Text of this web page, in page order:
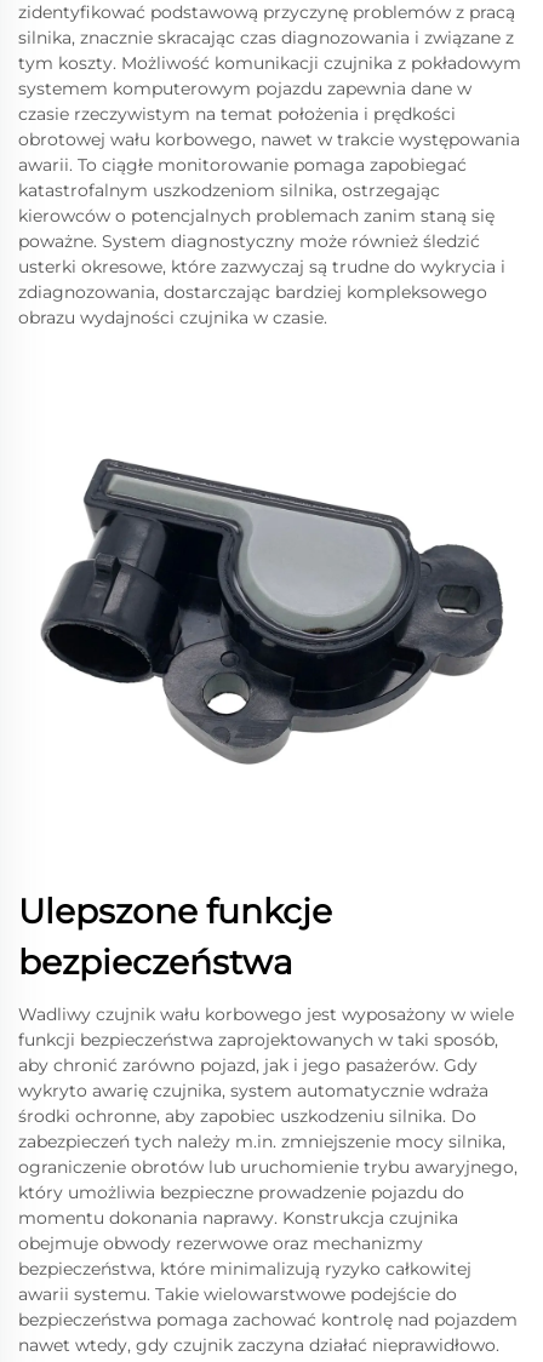
zidentyfikować podstawową przyczynę problemów z pracą
silnika, znacznie skracając czas diagnozowania i związane z
tym koszty. Możliwość komunikacji czujnika z pokładowym
systemem komputerowym pojazdu zapewnia dane w
czasie rzeczywistym na temat położenia i prędkości
obrotowej wału korbowego, nawet w trakcie występowania
awarii. To ciągłe monitorowanie pomaga zapobiegać
katastrofalnym uszkodzeniom silnika, ostrzegając
kierowców o potencjalnych problemach zanim staną się
poważne. System diagnostyczny może również śledzić
usterki okresowe, które zazwyczaj są trudne do wykrycia i
zdiagnozowania, dostarczając bardziej kompleksowego
obrazu wydajności czujnika w czasie.
Ulepszone funkcje
bezpieczeństwa
Wadliwy czujnik wału korbowego jest wyposażony w wiele
funkcji bezpieczeństwa zaprojektowanych w taki sposób,
aby chronić zarówno pojazd, jak i jego pasażerów. Gdy
wykryto awarię czujnika, system automatycznie wdraża
środki ochronne, aby zapobiec uszkodzeniu silnika. Do
zabezpieczeń tych należy m.in. zmniejszenie mocy silnika,
ograniczenie obrotów lub uruchomienie trybu awaryjnego,
który umożliwia bezpieczne prowadzenie pojazdu do
momentu dokonania naprawy. Konstrukcja czujnika
obejmuje obwody rezerwowe oraz mechanizmy
bezpieczeństwa, które minimalizują ryzyko całkowitej
awarii systemu. Takie wielowarstwowe podejście do
bezpieczeństwa pomaga zachować kontrolę nad pojazdem
nawet wtedy, gdy czujnik zaczyna działać nieprawidłowo.